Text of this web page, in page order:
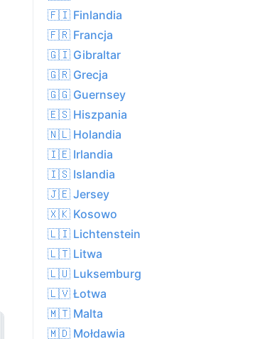
sob. 8. sie
🇫🇮 Finlandia
🇫🇷 Francja
🇬🇮 Gibraltar
🇬🇷 Grecja
🇬🇬 Guernsey
🇪🇸 Hiszpania
🇳🇱 Holandia
🇮🇪 Irlandia
🇮🇸 Islandia
🇯🇪 Jersey
🇽🇰 Kosowo
🇱🇮 Lichtenstein
🇱🇹 Litwa
🇱🇺 Luksemburg
🇱🇻 Łotwa
🇲🇹 Malta
🇲🇩 Mołdawia